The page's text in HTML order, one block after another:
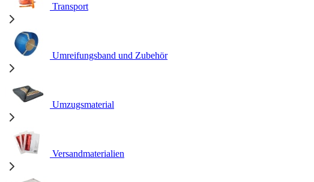
Transport
Umreifungsband und Zubehör
Umzugsmaterial
Versandmaterialien